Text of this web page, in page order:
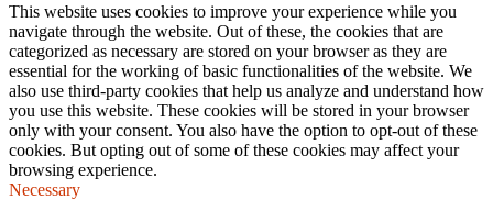
This website uses cookies to improve your experience while you
navigate through the website. Out of these, the cookies that are
categorized as necessary are stored on your browser as they are
essential for the working of basic functionalities of the website. We
also use third-party cookies that help us analyze and understand how
you use this website. These cookies will be stored in your browser
only with your consent. You also have the option to opt-out of these
cookies. But opting out of some of these cookies may affect your
browsing experience.
Necessary